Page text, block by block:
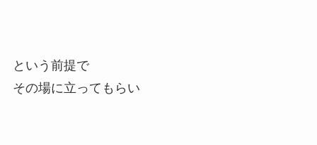
という前提で
その場に立ってもらい